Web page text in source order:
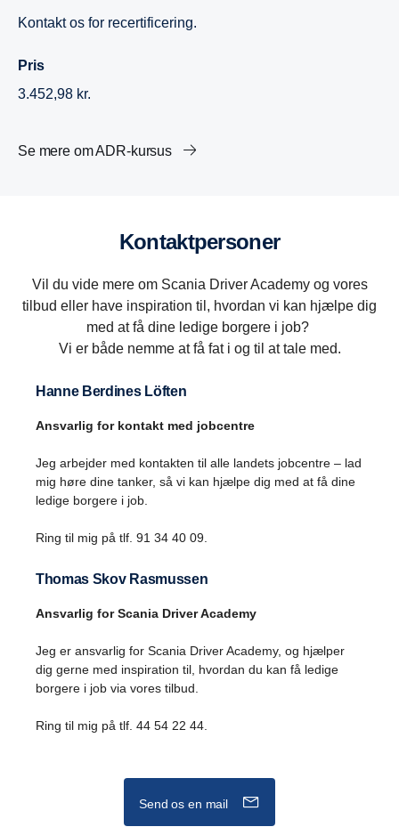
Kontakt os for recertificering.
Pris
3.452,98 kr.
Se mere om ADR-kursus
Kontaktpersoner
Vil du vide mere om Scania Driver Academy og vores
tilbud eller have inspiration til, hvordan vi kan hjælpe dig
med at få dine ledige borgere i job?
Vi er både nemme at få fat i og til at tale med.
Hanne Berdines Löften
Ansvarlig for kontakt med jobcentre
Jeg arbejder med kontakten til alle landets jobcentre – lad
mig høre dine tanker, så vi kan hjælpe dig med at få dine
ledige borgere i job.
Ring til mig på tlf. 91 34 40 09.
Thomas Skov Rasmussen
Ansvarlig for Scania Driver Academy
Jeg er ansvarlig for Scania Driver Academy, og hjælper
dig gerne med inspiration til, hvordan du kan få ledige
borgere i job via vores tilbud.
Ring til mig på tlf. 44 54 22 44.
Send os en mail